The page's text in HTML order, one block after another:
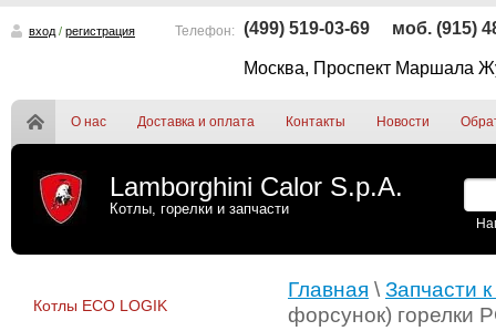
вход / регистрация Телефон: (499) 519-03-69 моб. (915)
Москва, Проспект Маршала
О нас Доставка и оплата Контакты Новости
Lamborghini Calor S.p.A.
Котлы, горелки и запчасти
Котлы ECO LOGIK
Главная \ Запчасти
форсунок) горелки